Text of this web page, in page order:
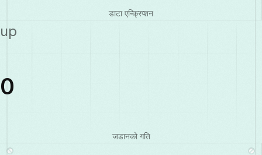
डाटा एन्क्रिप्शन
up
0
जडानको गति